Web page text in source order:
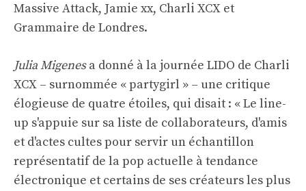
Massive Attack, Jamie xx, Charli XCX et
Grammaire de Londres.
Julia Migenesa donné à la journée LIDO de Charli
XCX – surnommée « partygirl » – une critique
élogieuse de quatre étoiles, qui disait : « Le line-
up s'appuie sur sa liste de collaborateurs, d'amis
et d'actes cultes pour servir un échantillon
représentatif de la pop actuelle à tendance
électronique et certains de ses créateurs les plus